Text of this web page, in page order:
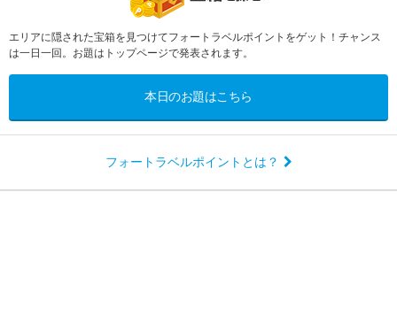
エリアに隠された宝箱を見つけてフォートラベルポイントをゲット！チャンス
は一日一回。お題はトップページで発表されます。
本日のお題はこちら
フォートラベルポイントとは？